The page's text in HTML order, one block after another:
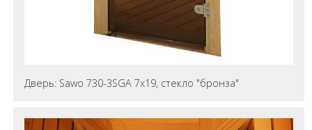
Дверь: Sawo 730-3SGA 7х19, стекло "бронза"